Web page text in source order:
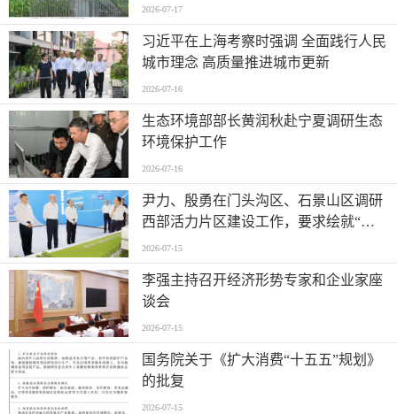
2026-07-17
习近平在上海考察时强调 全面践行人民
城市理念 高质量推进城市更新
2026-07-16
生态环境部部长黄润秋赴宁夏调研生态
环境保护工作
2026-07-16
尹力、殷勇在门头沟区、石景山区调研
西部活力片区建设工作，要求绘就“山
水京西、活力永定”新图景
2026-07-15
李强主持召开经济形势专家和企业家座
谈会
2026-07-15
国务院关于《扩大消费“十五五”规划》
的批复
2026-07-15